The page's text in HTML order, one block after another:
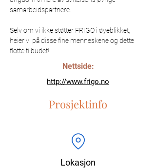
samarbeidspartnere.
Selv om vi ikke støtter FRIGO i øyeblikket,
heier vi på disse fine menneskene og dette
flotte tilbudet!
Nettside:
http://www.frigo.no
Prosjektinfo
Lokasjon